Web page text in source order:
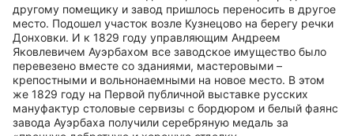
другому помещику и завод пришлось переносить в другое
место. Подошел участок возле Кузнецово на берегу речки
Донховки. И к 1829 году управляющим Андреем
Яковлевичем Ауэрбахом все заводское имущество было
перевезено вместе со зданиями, мастеровыми –
крепостными и вольнонаемными на новое место. В этом
же 1829 году на Первой публичной выставке русских
мануфактур столовые сервизы с бордюром и белый фаянс
завода Ауэрбаха получили серебряную медаль за